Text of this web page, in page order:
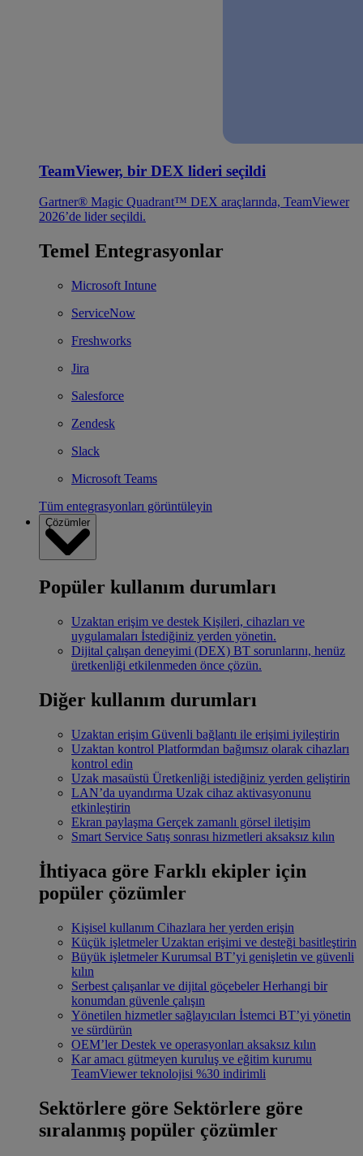
TeamViewer, bir DEX lideri seçildi
Gartner® Magic Quadrant™ DEX araçlarında, TeamViewer
2026’de lider seçildi.
Temel Entegrasyonlar
Microsoft Intune
ServiceNow
Freshworks
Jira
Salesforce
Zendesk
Slack
Microsoft Teams
Tüm entegrasyonları görüntüleyin
Çözümler
Popüler kullanım durumları
Uzaktan erişim ve destek Kişileri, cihazları ve
uygulamaları İstediğiniz yerden yönetin.
Dijital çalışan deneyimi (DEX) BT sorunlarını, henüz
üretkenliği etkilenmeden önce çözün.
Diğer kullanım durumları
Uzaktan erişim Güvenli bağlantı ile erişimi iyileştirin
Uzaktan kontrol Platformdan bağımsız olarak cihazları
kontrol edin
Uzak masaüstü Üretkenliği istediğiniz yerden geliştirin
LAN’da uyandırma Uzak cihaz aktivasyonunu
etkinleştirin
Ekran paylaşma Gerçek zamanlı görsel iletişim
Smart Service Satış sonrası hizmetleri aksaksız kılın
İhtiyaca göre Farklı ekipler için
popüler çözümler
Kişisel kullanım Cihazlara her yerden erişin
Küçük işletmeler Uzaktan erişimi ve desteği basitleştirin
Büyük işletmeler Kurumsal BT’yi genişletin ve güvenli
kılın
Serbest çalışanlar ve dijital göçebeler Herhangi bir
konumdan güvenle çalışın
Yönetilen hizmetler sağlayıcıları İstemci BT’yi yönetin
ve sürdürün
OEM’ler Destek ve operasyonları aksaksız kılın
Kar amacı gütmeyen kuruluş ve eğitim kurumu
TeamViewer teknolojisi %30 indirimli
Sektörlere göre Sektörlere göre
sıralanmış popüler çözümler